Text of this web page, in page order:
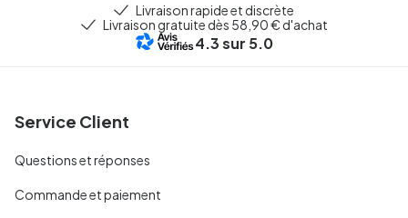
Livraison rapide et discrète
Livraison gratuite dès 58,90 € d'achat
4.3sur 5.0
Service Client
Questions et réponses
Commande et paiement